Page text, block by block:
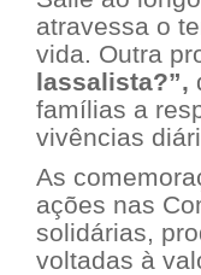
atravessa o
vida. Outra
lassalista?”,
famílias a
vivências
As
ações nas
solidárias,
voltadas à